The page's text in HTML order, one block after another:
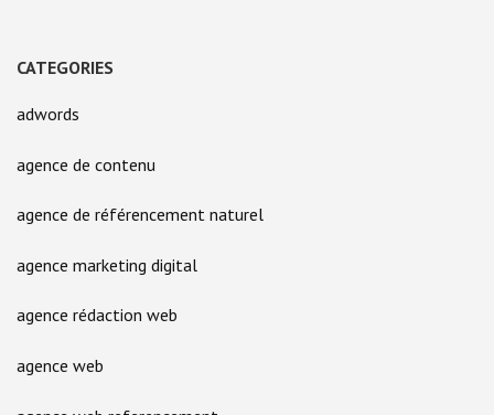
CATEGORIES
adwords
agence de contenu
agence de référencement naturel
agence marketing digital
agence rédaction web
agence web